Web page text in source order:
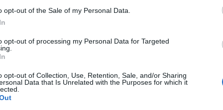
opt-out of the Sale of my Personal Data.
opt-out of processing my Personal Data for Targeted
opt-out of Collection, Use, Retention, Sale, and/or Sharing
Data that Is Unrelated with the Purposes for which it
que hay menos jugadores disponibles para hacer tus
jugar en cuartos por sanción y quienes están apercibidos
cara a semifinales.